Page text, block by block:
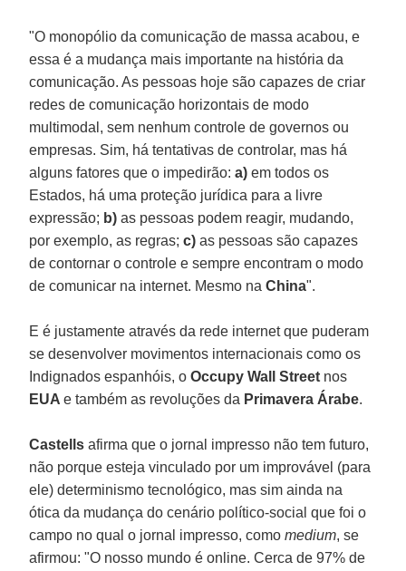
"O monopólio da comunicação de massa acabou, e
essa é a mudança mais importante na história da
comunicação. As pessoas hoje são capazes de criar
redes de comunicação horizontais de modo
multimodal, sem nenhum controle de governos ou
empresas. Sim, há tentativas de controlar, mas há
alguns fatores que o impedirão:a)em todos os
Estados, há uma proteção jurídica para a livre
expressão; b) as pessoas podem reagir, mudando,
por exemplo, as regras;c)as pessoas são capazes
de contornar o controle e sempre encontram o modo
de comunicar na internet. Mesmo naChina".
E é justamente através da rede internet que puderam
se desenvolver movimentos internacionais como os
Indignados espanhóis, oOccupy Wall Street nos
EUAe também as revoluções da Primavera Árabe.
Castellsafirma que o jornal impresso não tem futuro,
não porque esteja vinculado por um improvável (para
ele) determinismo tecnológico, mas sim ainda na
ótica da mudança do cenário político-social que foi o
campo no qual o jornal impresso, comomedium, se
afirmou: "O nosso mundo é online. Cerca de 97% de